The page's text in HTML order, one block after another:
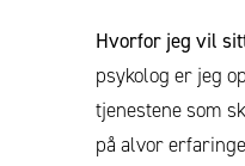
Hvorfor jeg vil
psykolog er jeg
tjenestene som
på alvor